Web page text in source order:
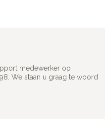
medewerker op
We staan u graag te woord